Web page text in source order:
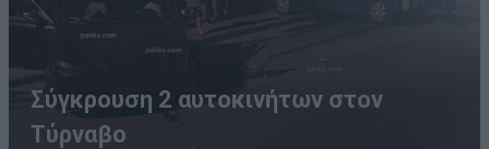
Σύγκρουση 2 αυτοκινήτων στον
Τύρναβο